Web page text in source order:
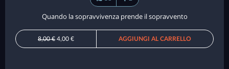
Quando la sopravvivenza prende il sopravvento
8,00 € 4,00 € AGGIUNGI AL CARRELLO